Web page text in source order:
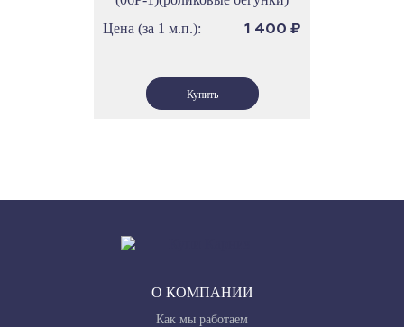
Цена (за 1 м.п.):
1 400 ₽
О КОМПАНИИ
Как мы работаем